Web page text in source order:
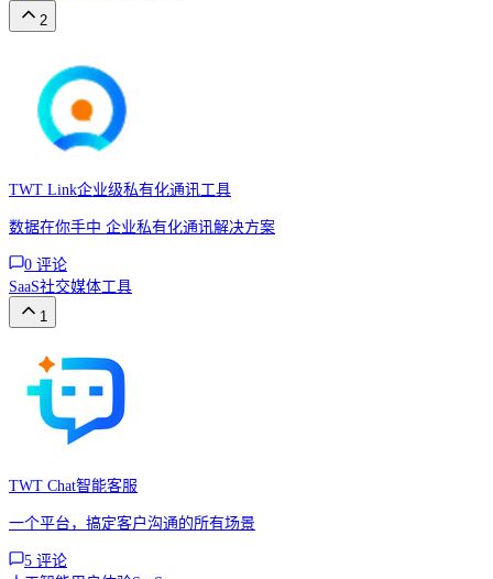
2
TWT Link企业级私有化通讯工具
数据在你手中 企业私有化通讯解决方案
0 评论
SaaS社交媒体工具
1
TWT Chat智能客服
一个平台，搞定客户沟通的所有场景
5 评论